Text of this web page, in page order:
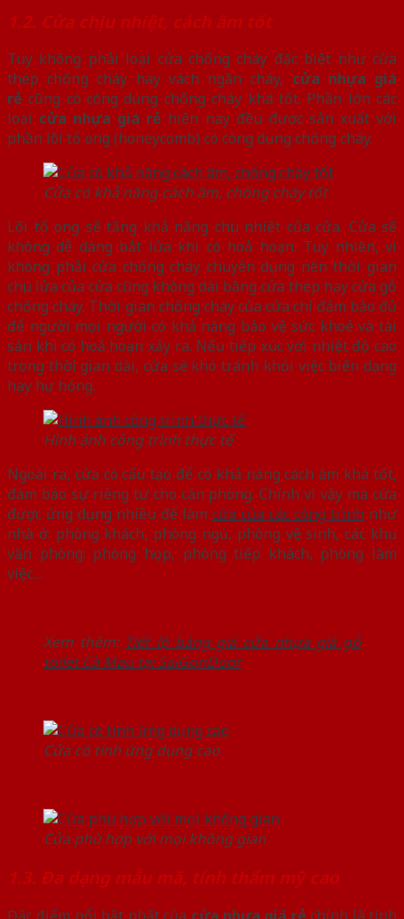
1.2. Cửa chịu nhiệt, cách âm tốt
Tuy không phải loại cửa chống cháy đặc biệt như cửa
thép chống cháy hay vách ngăn cháy, cửa nhựa giá
rẻ cũng có công dụng chống cháy khá tốt. Phần lớn các
loại cửa nhựa giá rẻ hiện nay đều được sản xuất với
phần lõi tổ ong (honeycomb) có công dụng chống cháy.
Cửa có khả năng cách âm, chống cháy tốt
Lõi tổ ong sẽ tăng khả năng chịu nhiệt của cửa. Cửa sẽ
không dễ dàng bắt lửa khi có hoả hoạn. Tuy nhiên, vì
không phải cửa chống cháy chuyên dụng nên thời gian
chịu lửa của cửa cũng không dài bằng cửa thép hay cửa gỗ
chống cháy. Thời gian chống cháy của cửa chỉ đảm bảo đủ
để người mọi người có khả năng bảo vệ sức khoẻ và tài
sản khi có hoả hoạn xảy ra. Nếu tiếp xúc với nhiệt độ cao
trong thời gian dài, cửa sẽ khó tránh khỏi việc biến dạng
hay hư hỏng.
Hình ảnh công trình thực tế
Ngoài ra, cửa có cấu tạo để có khả năng cách âm khá tốt,
đảm bảo sự riêng tư cho căn phòng. Chính vì vậy mà cửa
được ứng dụng nhiều để làm cửa của các công trình như
nhà ở: phòng khách, phòng ngủ, phòng vệ sinh, các khu
văn phòng: phòng họp, phòng tiếp khách, phòng làm
việc…
Xem thêm: Tiết lộ bảng giá cửa nhựa giả gỗ
toilet Cà Mau tại SaiGonDoor
Cửa có tính ứng dụng cao
Cửa phù hợp với mọi không gian
1.3. Đa dạng mẫu mã, tính thẩm mỹ cao